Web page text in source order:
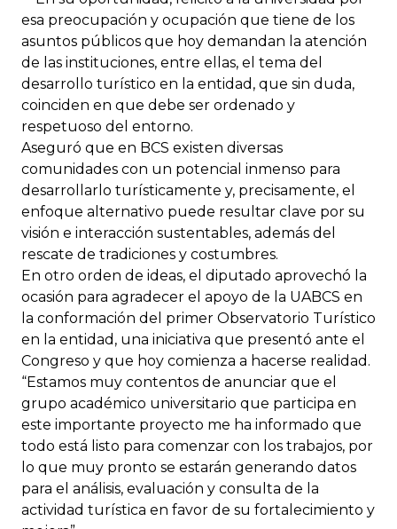
esa preocupación y ocupación que tiene de los
asuntos públicos que hoy demandan la atención
de las instituciones, entre ellas, el tema del
desarrollo turístico en la entidad, que sin duda,
coinciden en que debe ser ordenado y
respetuoso del entorno.
Aseguró que en BCS existen diversas
comunidades con un potencial inmenso para
desarrollarlo turísticamente y, precisamente, el
enfoque alternativo puede resultar clave por su
visión e interacción sustentables, además del
rescate de tradiciones y costumbres.
En otro orden de ideas, el diputado aprovechó la
ocasión para agradecer el apoyo de la UABCS en
la conformación del primer Observatorio Turístico
en la entidad, una iniciativa que presentó ante el
Congreso y que hoy comienza a hacerse realidad.
“Estamos muy contentos de anunciar que el
grupo académico universitario que participa en
este importante proyecto me ha informado que
todo está listo para comenzar con los trabajos, por
lo que muy pronto se estarán generando datos
para el análisis, evaluación y consulta de la
actividad turística en favor de su fortalecimiento y